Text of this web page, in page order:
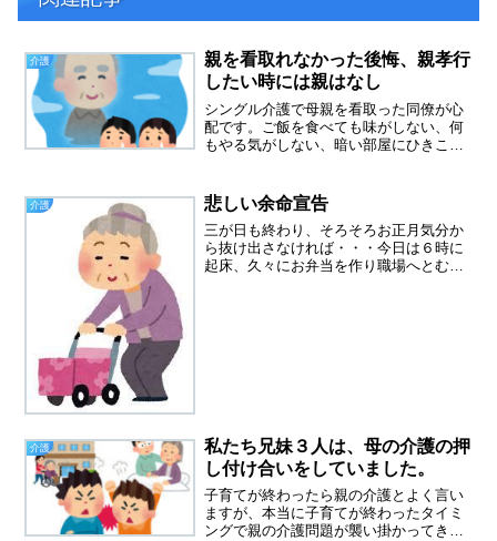
介護
親を看取れなかった後悔、親孝行
したい時には親はなし
シングル介護で母親を看取った同僚が心
配です。ご飯を食べても味がしない、何
もやる気がしない、暗い部屋にひきこも
ほとんどの時間を費やしてきました。だ
から一人になって何をして...
介護 悲しい余命宣告
三が日も終わり、そろそろお正月気分か
ら抜け出さなければ・・・今日は６時に
起床、久々にお弁当を作り職場へとむか
介護
私たち兄妹３人は、母の介護の押
し付け合いをしていました。
子育てが終わったら親の介護とよく言い
ますが、本当に子育てが終わったタイミ
ングで親の介護問題が襲い掛かってきま